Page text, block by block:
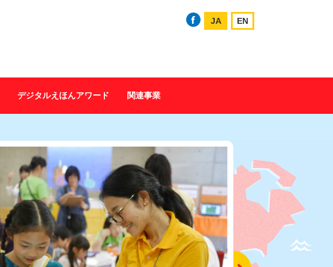
JA EN
デジタルえほんアワード 関連事業